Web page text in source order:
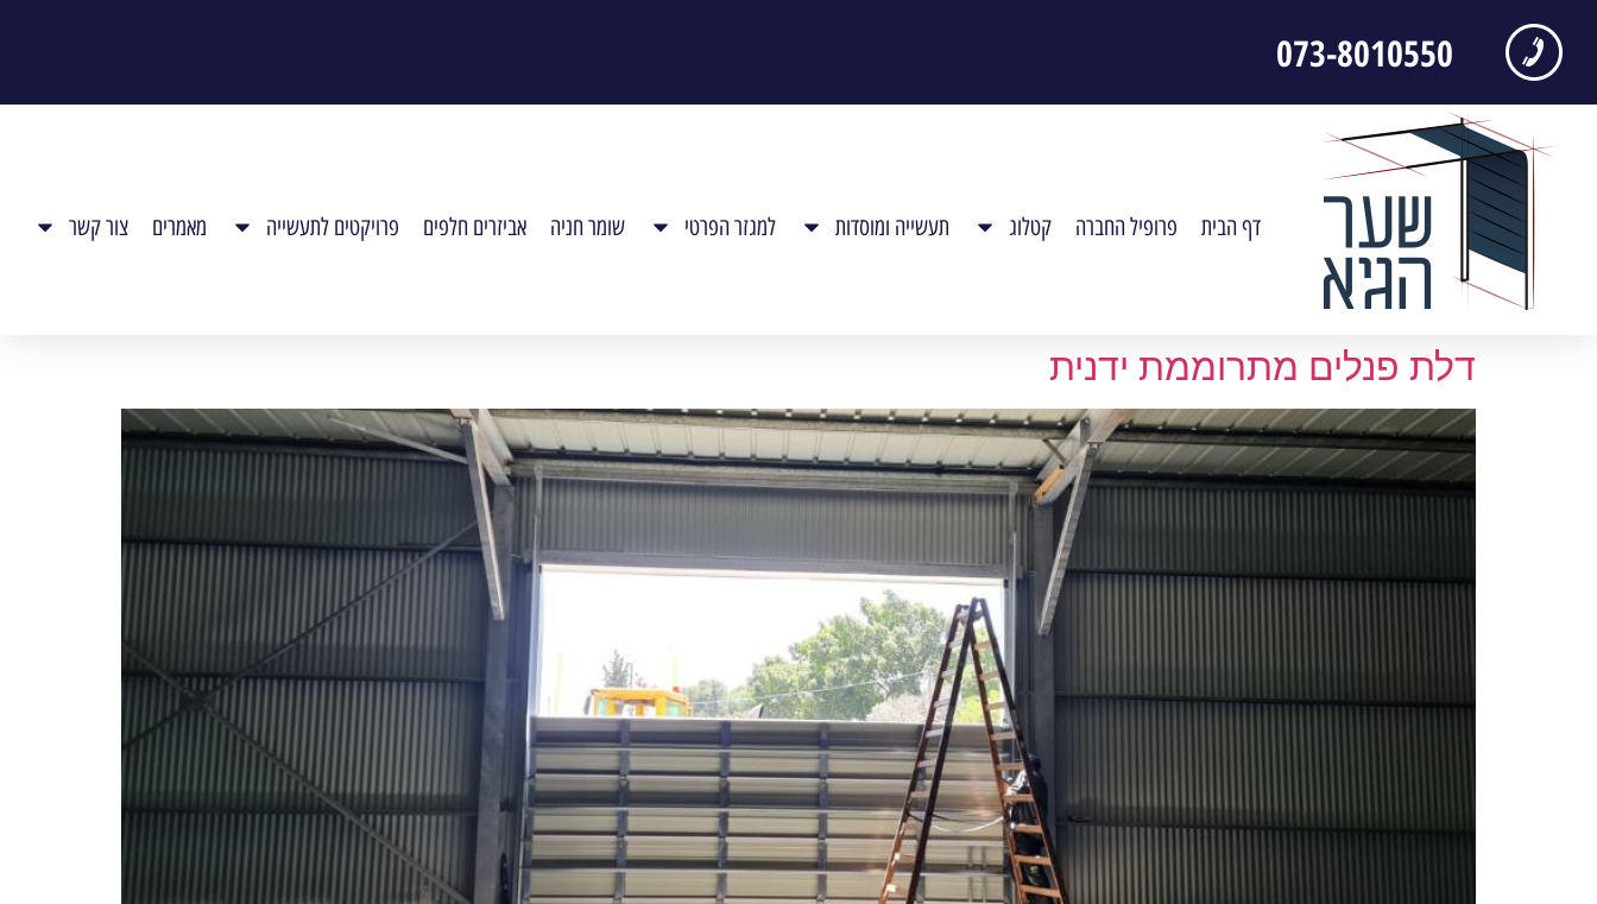
073-8010550
דף הבית פרופיל החברה קטלוג תעשייה ומוסדות למגזר הפרטי שומר חניה אביזרים חלפים פרויקטים לתעשייה מאמרים צור קשר
דלת פנלים מתרוממת ידנית